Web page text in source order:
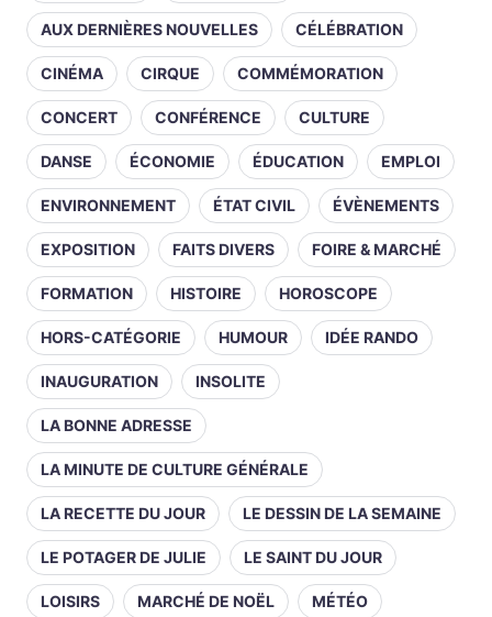
AUX DERNIÈRES NOUVELLES CÉLÉBRATION
CINÉMA CIRQUE COMMÉMORATION
CONCERT CONFÉRENCE CULTURE
DANSE ÉCONOMIE ÉDUCATION EMPLOI
ENVIRONNEMENT ÉTAT CIVIL ÉVÈNEMENTS
EXPOSITION FAITS DIVERS FOIRE & MARCHÉ
FORMATION HISTOIRE HOROSCOPE
HORS-CATÉGORIE HUMOUR IDÉE RANDO
INAUGURATION INSOLITE
LA BONNE ADRESSE
LA MINUTE DE CULTURE GÉNÉRALE
LA RECETTE DU JOUR LE DESSIN DE LA SEMAINE
LE POTAGER DE JULIE LE SAINT DU JOUR
LOISIRS MARCHÉ DE NOËL MÉTÉO